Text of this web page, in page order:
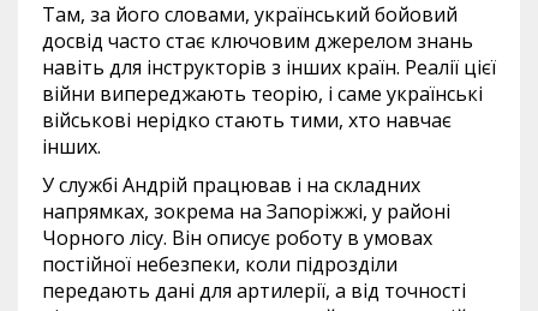
Там, за його словами, український бойовий
досвід часто стає ключовим джерелом знань
навіть для інструкторів з інших країн. Реалії цієї
війни випереджають теорію, і саме українські
військові нерідко стають тими, хто навчає
інших.
У службі Андрій працював і на складних
напрямках, зокрема на Запоріжжі, у районі
Чорного лісу. Він описує роботу в умовах
постійної небезпеки, коли підрозділи
передають дані для артилерії, а від точності